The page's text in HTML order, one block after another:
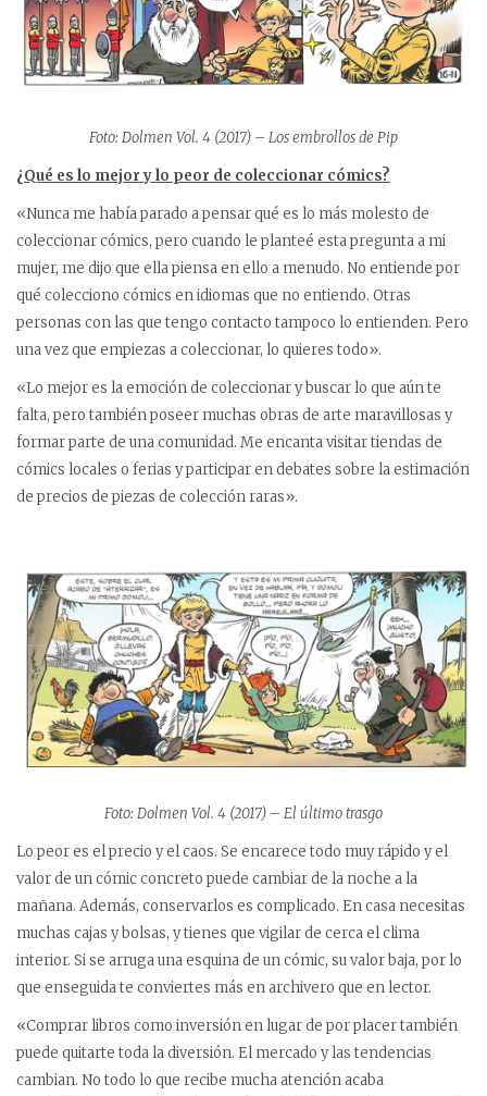
Foto: Dolmen Vol. 4 (2017) – Los embrollos de Pip
¿Qué es lo mejor y lo peor de coleccionar cómics?
«Nunca me había parado a pensar qué es lo más molesto de
coleccionar cómics, pero cuando le planteé esta pregunta a mi
mujer, me dijo que ella piensa en ello a menudo. No entiende por
qué colecciono cómics en idiomas que no entiendo. Otras
personas con las que tengo contacto tampoco lo entienden. Pero
una vez que empiezas a coleccionar, lo quieres todo».
«Lo mejor es la emoción de coleccionar y buscar lo que aún te
falta, pero también poseer muchas obras de arte maravillosas y
formar parte de una comunidad. Me encanta visitar tiendas de
cómics locales o ferias y participar en debates sobre la estimación
de precios de piezas de colección raras».
Foto: Dolmen Vol. 4 (2017) – El último trasgo
Lo peor es el precio y el caos. Se encarece todo muy rápido y el
valor de un cómic concreto puede cambiar de la noche a la
mañana. Además, conservarlos es complicado. En casa necesitas
muchas cajas y bolsas, y tienes que vigilar de cerca el clima
interior. Si se arruga una esquina de un cómic, su valor baja, por lo
que enseguida te conviertes más en archivero que en lector.
«Comprar libros como inversión en lugar de por placer también
puede quitarte toda la diversión. El mercado y las tendencias
cambian. No todo lo que recibe mucha atención acaba